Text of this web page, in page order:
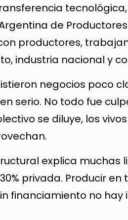
de
productores,
industria nacional y
negocios poco
serio. No todo fue
se diluye, los
explica muchas
privada. Producir
financiamiento no hay